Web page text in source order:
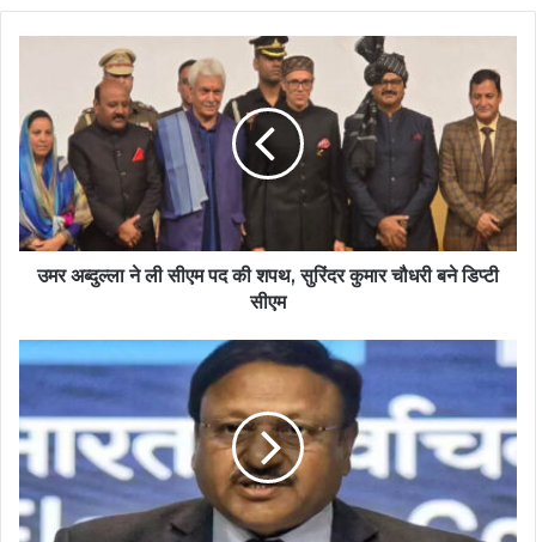
उमर अब्दुल्ला ने ली सीएम पद की शपथ, सुरिंदर कुमार चौधरी बने डिप्टी
सीएम